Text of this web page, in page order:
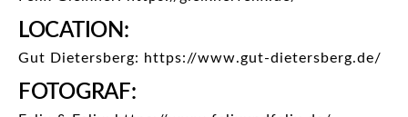
LOCATION:
Gut Dietersberg: https://www.gut-dietersberg.de/
FOTOGRAF: